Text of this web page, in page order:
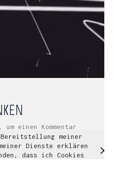
um einen Kommentar
All Rights Reserved.
Datenschutz
meiner
Dienste erklären
dass ich Cookies